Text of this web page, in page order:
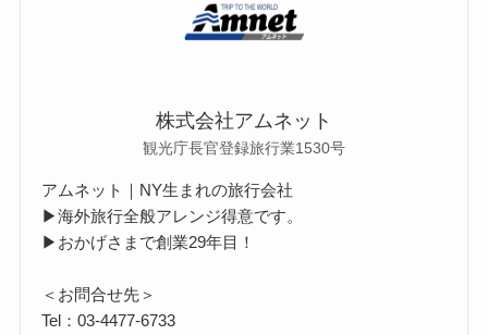
株式会社アムネット
観光庁長官登録旅行業1530号
アムネット｜NY生まれの旅行会社
▶海外旅行全般アレンジ得意です。
▶おかげさまで創業29年目！
＜お問合せ先＞
Tel：03-4477-6733